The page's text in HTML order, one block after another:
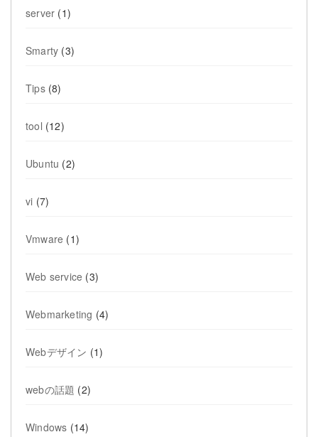
server (1)
Smarty (3)
Tips(8)
tool (12)
Ubuntu (2)
vi (7)
Vmware (1)
Web service (3)
Webmarketing (4)
Webデザイン (1)
webの話題 (2)
Windows (14)